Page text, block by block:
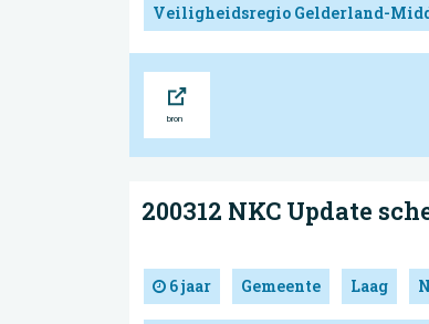
Veiligheidsregio Gelderland-
200312 NKC Update
6 jaar Gemeente Laag